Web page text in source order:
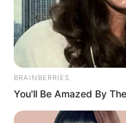
BRAINBERRIES
You'll Be Amazed By